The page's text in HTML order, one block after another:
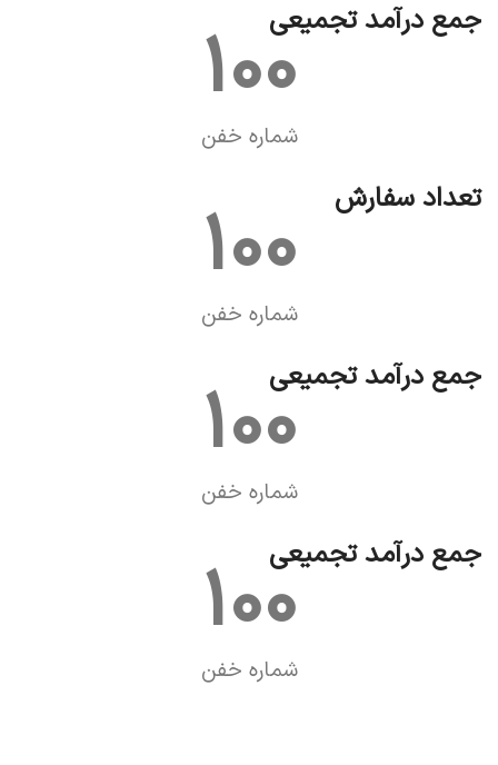
جمع درآمد تجمیعی
شماره خفن
100
تعداد سفارش
شماره خفن
100
جمع درآمد تجمیعی
شماره خفن
100
جمع درآمد تجمیعی
شماره خفن
100